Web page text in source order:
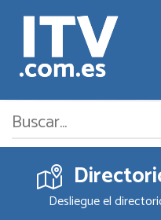
Cita ITV
Cambiar o Anular Cita
Desliegue el